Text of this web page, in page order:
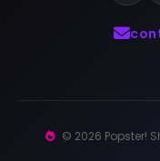
© 2026 Popster!